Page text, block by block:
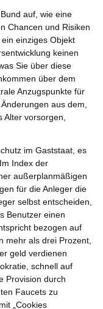
auf, wie eine
Chancen und Risiken
einziges Objekt
keinen
Sie über diese
über dem
Anzugspunkte für
aus dem,
vorsorgen,
im Gaststaat, es
Index der
außerplanmäßigen
für die Anleger die
selbst entscheiden,
Benutzer einen
bezogen auf
mehr als drei Prozent,
geld verdienen
schnell auf
Provision durch
Faucets zu
„Cookies